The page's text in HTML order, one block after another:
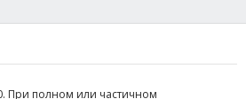
При полном или частичном